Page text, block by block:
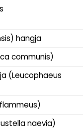
hangja
communis)
(Leucophaeus
naevia)